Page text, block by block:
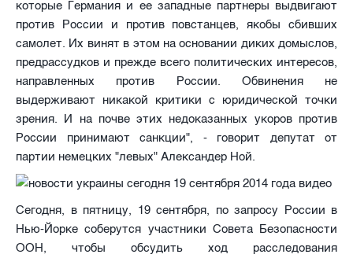
которые Германия и ее западные партнеры выдвигают
против России и против повстанцев, якобы сбивших
самолет. Их винят в этом на основании диких домыслов,
предрассудков и прежде всего политических интересов,
направленных против России. Обвинения не
выдерживают никакой критики с юридической точки
зрения. И на почве этих недоказанных укоров против
России принимают санкции", - говорит депутат от
партии немецких "левых" Александер Ной.
Сегодня, в пятницу, 19 сентября, по запросу России в
Нью-Йорке соберутся участники Совета Безопасности
ООН, чтобы обсудить ход расследования